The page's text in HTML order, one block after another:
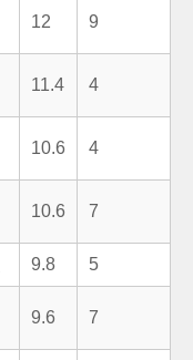
12 9
11.4 4
10.6 4
10.6 7
9.8 5
9.6 7